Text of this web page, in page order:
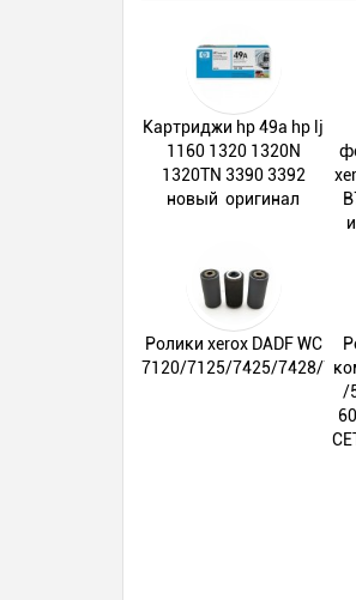
Картриджи hp 49а hp lj
1160 1320 1320N
1320TN 3390 3392
новый оригинал
Ролики xerox DADF WC
7120/7125/7425/7428/
/